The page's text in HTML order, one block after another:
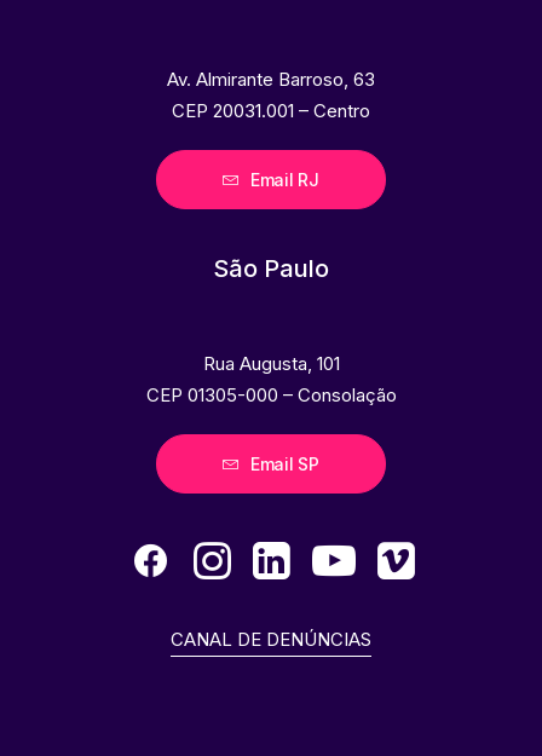
Av. Almirante Barroso, 63
CEP 20031.001 – Centro
Email RJ
São Paulo
Rua Augusta, 101
CEP 01305-000 – Consolação
Email SP
CANAL DE DENÚNCIAS